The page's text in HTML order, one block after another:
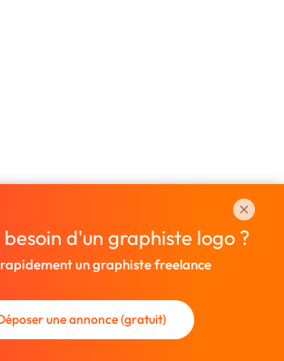
besoin d'un graphiste logo ?
un graphiste freelance
une annonce (gratuit)